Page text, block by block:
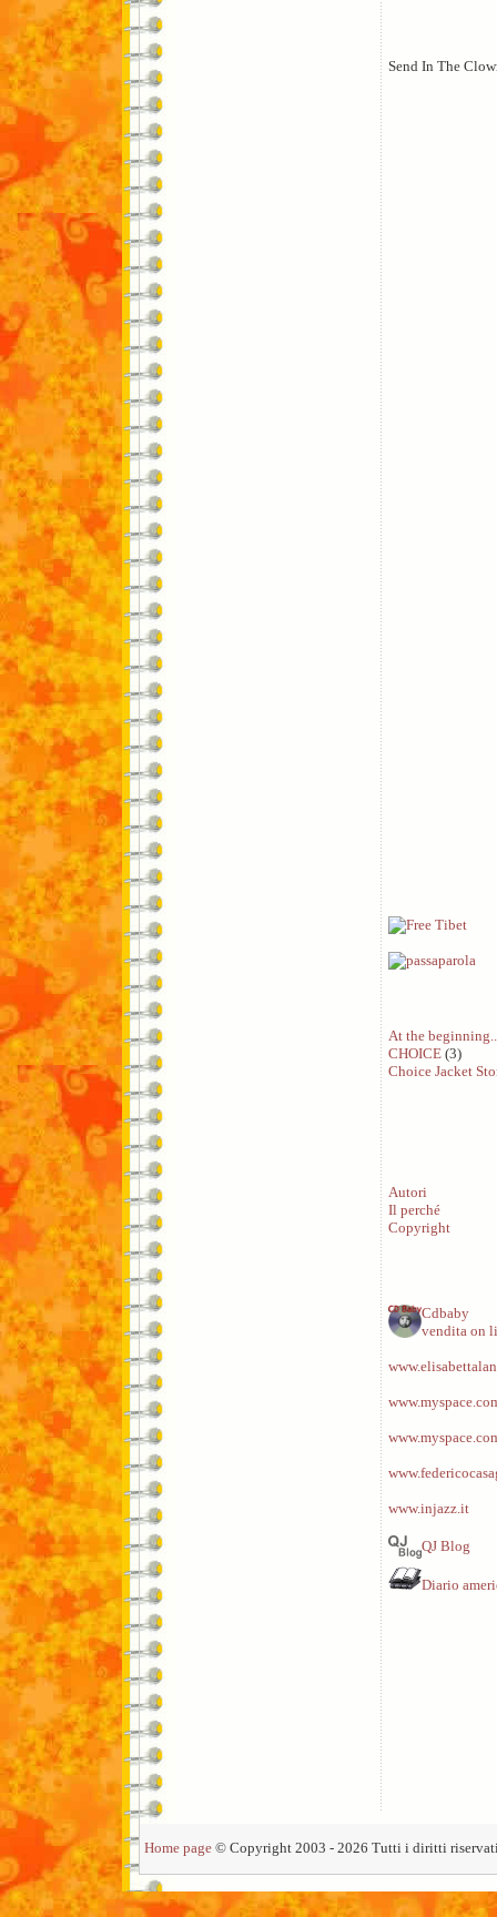
Send In The
At the
CHOICE (3)
Choice Jacket
Autori
Il perché
Copyright
Cdbaby
vendita on
www.injazz.it
QJ Blog
Diario
Home page © Copyright 2003 - 2026 Tutti i diritti